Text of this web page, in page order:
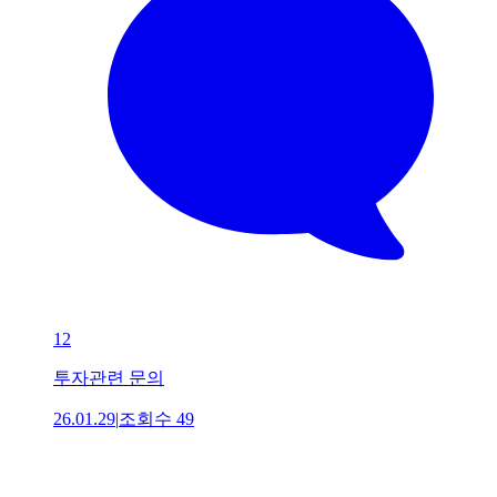
12
투자관련 문의
26.01.29|조회수 49